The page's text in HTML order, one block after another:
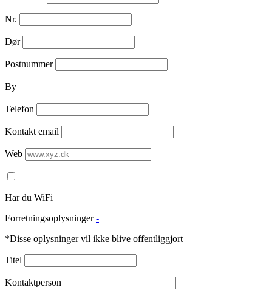
Nr.
Dør
Postnummer
By
Telefon
Kontakt email
Web
Har du WiFi
Forretningsoplysninger -
*Disse oplysninger vil ikke blive offentliggjort
Titel
Kontaktperson